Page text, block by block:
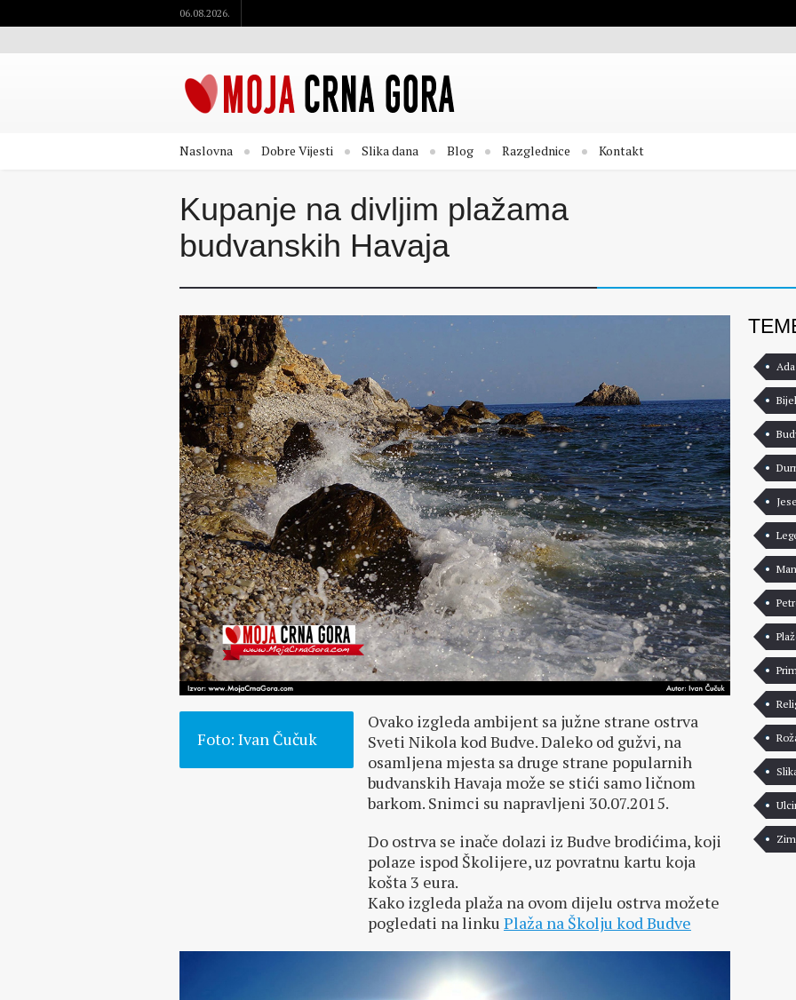
06.08.2026.
Naslovna Dobre Vijesti Slika dana Blog Razglednice Kontakt
Kupanje na divljim plažama
budvanskih Havaja
Foto: Ivan Čučuk
Ovako izgleda ambijent sa južne strane ostrva
Sveti Nikola kod Budve. Daleko od gužvi, na
osamljena mjesta sa druge strane popularnih
budvanskih Havaja može se stići samo ličnom
barkom. Snimci su napravljeni 30.07.2015.
Do ostrva se inače dolazi iz Budve brodićima, koji
polaze ispod Školijere, uz povratnu kartu koja
košta 3 eura.
Kako izgleda plaža na ovom dijelu ostrva možete
pogledati na linku Plaža na Školju kod Budve